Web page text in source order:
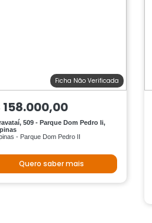
Ficha Não Verificada
158.000,00
509 - Parque Dom Pedro Ii,
- Parque Dom Pedro II
Quero saber mais